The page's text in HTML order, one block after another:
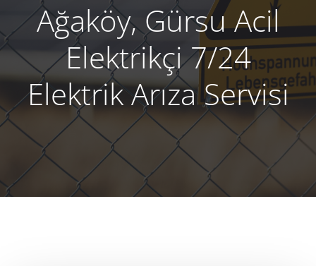
Ağaköy, Gürsu Acil
Elektrikçi 7/24
Elektrik Arıza Servisi